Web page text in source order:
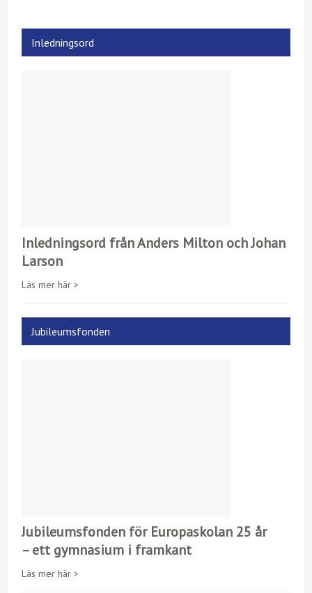
Inledningsord
Inledningsord från Anders Milton och Johan
Larson
Läs mer här >
Jubileumsfonden
Jubileumsfonden för Europaskolan 25 år
– ett gymnasium i framkant
Läs mer här >